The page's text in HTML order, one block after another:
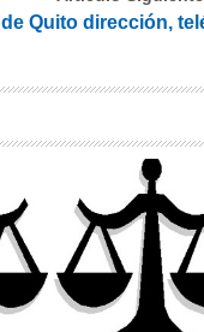
de Quito dirección,